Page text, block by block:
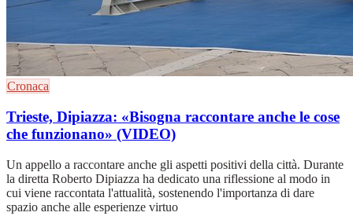
Cronaca
Trieste, Dipiazza: «Bisogna raccontare anche le cose
che funzionano» (VIDEO)
Un appello a raccontare anche gli aspetti positivi della città. Durante
la diretta Roberto Dipiazza ha dedicato una riflessione al modo in
cui viene raccontata l'attualità, sostenendo l'importanza di dare
spazio anche alle esperienze virtuo